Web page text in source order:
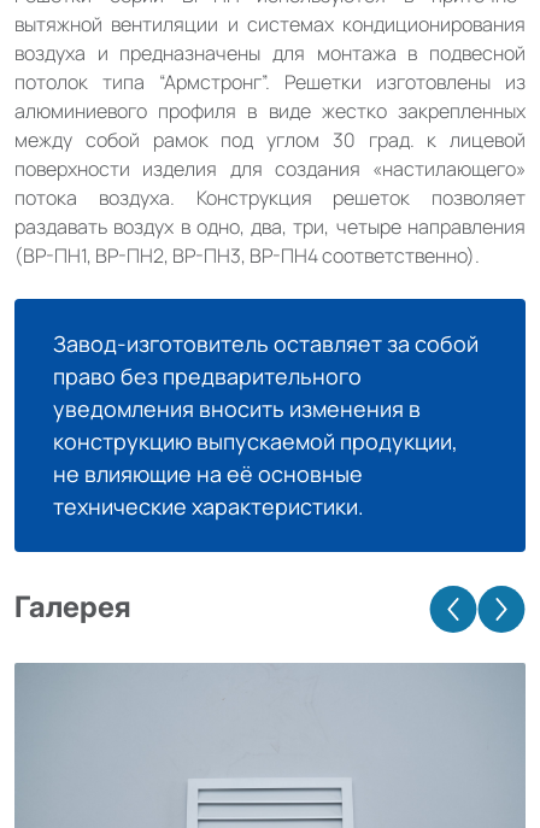
вытяжной вентиляции и системах кондиционирования
воздуха и предназначены для монтажа в подвесной
потолок типа “Армстронг”. Решетки изготовлены из
алюминиевого профиля в виде жестко закрепленных
между собой рамок под углом 30 град. к лицевой
поверхности изделия для создания «настилающего»
потока воздуха. Конструкция решеток позволяет
раздавать воздух в одно, два, три, четыре направления
(ВР-ПН1, ВР-ПН2, ВР-ПН3, ВР-ПН4 соответственно).
Завод-изготовитель оставляет за собой
право без предварительного
уведомления вносить изменения в
конструкцию выпускаемой продукции,
не влияющие на её основные
технические характеристики.
Галерея